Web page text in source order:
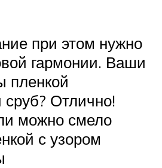
при этом нужно
гармонии. Ваши
пленкой
Отлично!
можно смело
с узором